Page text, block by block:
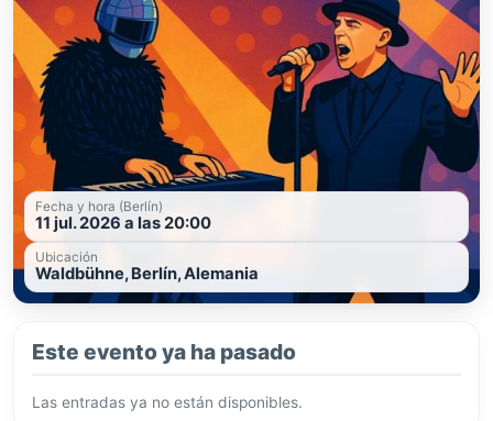
Fecha y hora (Berlín)
11 jul. 2026 a las 20:00
Ubicación
Waldbühne, Berlín, Alemania
Este evento ya ha pasado
Las entradas ya no están disponibles.